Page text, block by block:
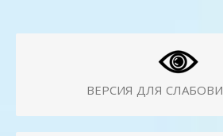
ВЕРСИЯ ДЛЯ